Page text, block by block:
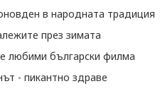
в народната традиция
през зимата
любими български филма
- пикантно здраве